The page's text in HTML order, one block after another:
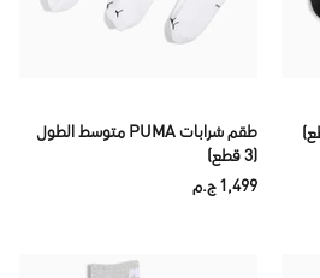
طقم شرابات PUMA متوسط الطول
(3 قطع)
1,499 ج.م